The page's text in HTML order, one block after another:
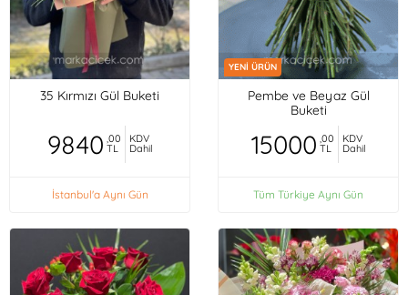
35 Kırmızı Gül Buketi
9840 ,00
TL
KDV
Dahil
İstanbul'a Aynı Gün
YENİ ÜRÜN
Pembe ve Beyaz Gül
Buketi
15000 ,00
TL
KDV
Dahil
Tüm Türkiye Aynı Gün